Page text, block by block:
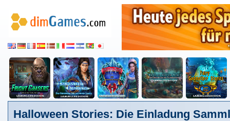
Halloween Stories: Die Einladung